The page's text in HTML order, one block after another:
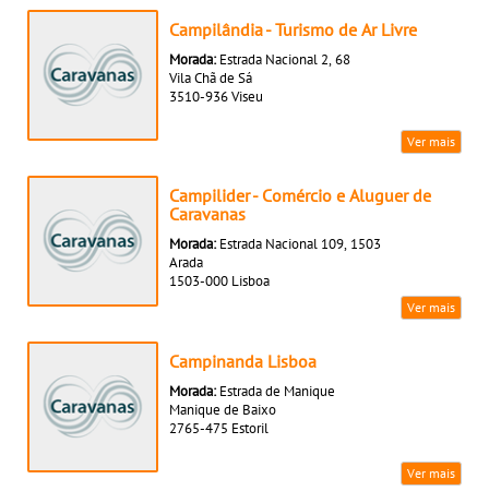
Campilândia - Turismo de Ar Livre
Morada: Estrada Nacional 2, 68
Vila Chã de Sá
3510-936 Viseu
Ver mais
Campilider - Comércio e Aluguer de
Caravanas
Morada: Estrada Nacional 109, 1503
Arada
1503-000 Lisboa
Ver mais
Campinanda Lisboa
Morada: Estrada de Manique
Manique de Baixo
2765-475 Estoril
Ver mais